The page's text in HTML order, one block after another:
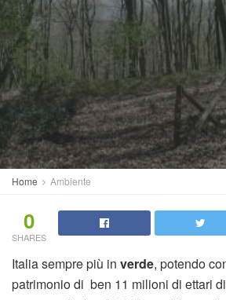
Home Ambiente
0
SHARES
Italia sempre più in verde, potendo
patrimonio di ben 11 milioni di ettari di